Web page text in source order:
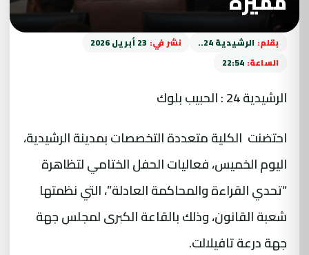
بقلم: الرشيدية 24.. نشر في: 23 أبريل 2026
الساعة: 22:54
الرشيدية 24 : الحبيب بلوك
احتضنت الكلية متعددة التخصصات بمدينة الرشيدية،
اليوم الخميس، فعاليات الحفل الختامي لتظاهرة
“تحدي القراءة والمحاكمة العادلة”، التي نظمتها
شعبة القانون، وذلك بالقاعة الكبرى لمجلس جهة
جهة درعة تافيلالت.